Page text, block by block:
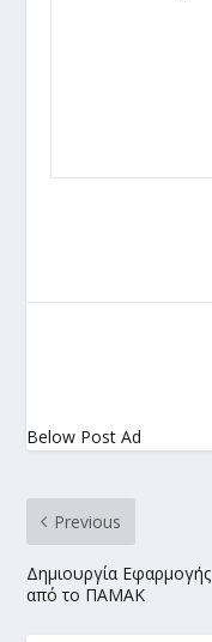
Below Post Ad
Previous
Δημιουργία Εφαρμογής
από το ΠΑΜΑΚ